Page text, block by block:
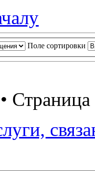
Поле сортировки
Страница